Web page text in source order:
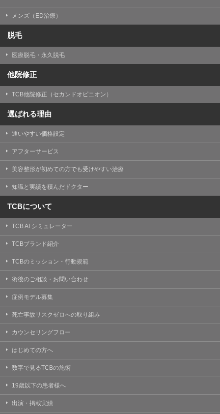
メンズ（ED治療）
脱毛
医療脱毛・永久脱毛
他院修正
TCB他院修正（セカンドオピニオン）
選ばれる理由
通いやすい価格設定
アフターサービス
美容整形が初めての方でも受けやすい治療
知識と実績を積んだドクター
TCBについて
TCB AI シミュレーター
TCBブランド紹介
TCBのミッション・行動規範
術後のご相談・お問い合わせ
症例モデル募集
死亡事故リスクゼロへの取り組み
カウンセリングフロー
はじめての方へ
数字で見るTCBの施術
19歳以下の患者様へ
出演・掲載実績